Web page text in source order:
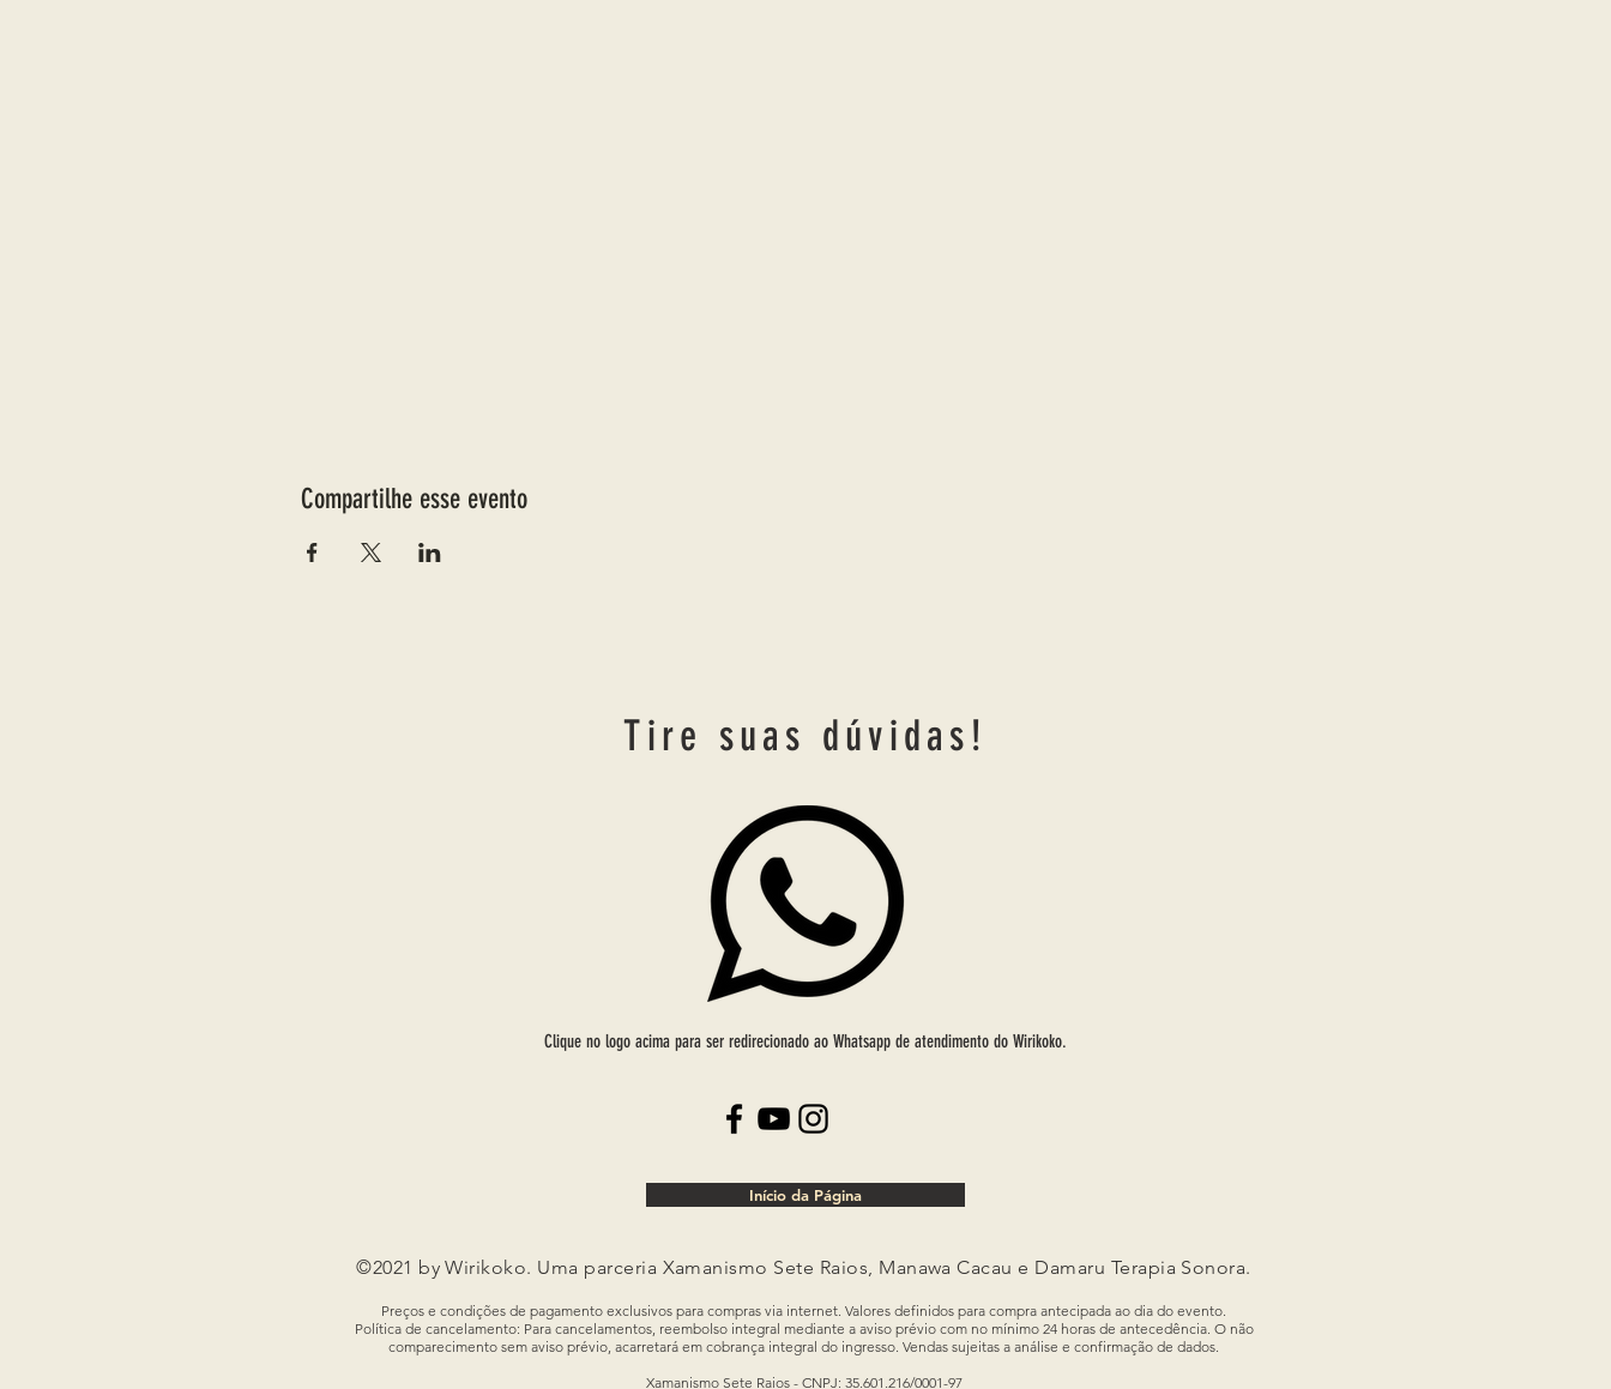
Compartilhe esse evento
Tire suas dúvidas!
Clique no logo acima para ser redirecionado ao Whatsapp de atendimento do Wirikoko.
Início da Página
©2021 by Wirikoko. Uma parceria Xamanismo Sete Raios, Manawa Cacau e Damaru Terapia Sonora.
Preços e condições de pagamento exclusivos para compras via internet. Valores definidos para compra antecipada ao dia do evento.
Política de cancelamento: Para cancelamentos, reembolso integral mediante a aviso prévio com no mínimo 24 horas de antecedência. O não
comparecimento sem aviso prévio, acarretará em cobrança integral do ingresso. Vendas sujeitas a análise e confirmação de dados.
Xamanismo Sete Raios - CNPJ: 35.601.216/0001-97